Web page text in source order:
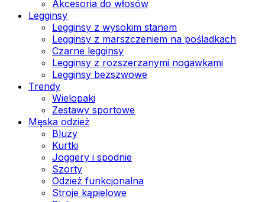
Akcesoria do włosów
Legginsy
Legginsy z wysokim stanem
Legginsy z marszczeniem na pośladkach
Czarne legginsy
Legginsy z rozszerzanymi nogawkami
Legginsy bezszwowe
Trendy
Wielopaki
Zestawy sportowe
Męska odzież
Bluzy
Kurtki
Joggery i spodnie
Szorty
Odzież funkcjonalna
Stroje kąpielowe